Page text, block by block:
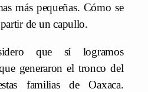
más pequeñas. Cómo se
de un capullo.
que sí logramos
generaron el tronco del
familias de Oaxaca.